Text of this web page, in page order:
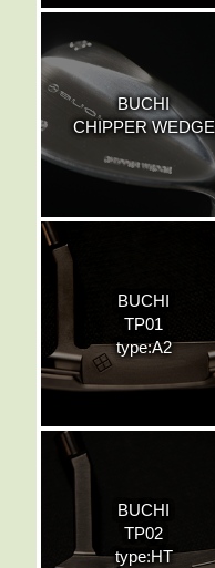
BUCHI
CHIPPER WEDGE
BUCHI
TP01
type:A2
BUCHI
TP02
type:HT